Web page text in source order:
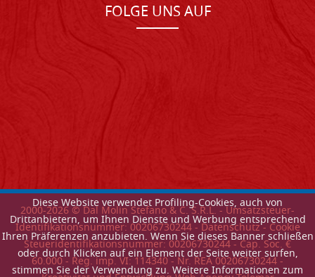
Diese Website verwendet Profiling-Cookies, auch von
Drittanbietern, um Ihnen Dienste und Werbung entsprechend
Ihren Präferenzen anzubieten. Wenn Sie dieses Banner schließen
oder durch Klicken auf ein Element der Seite weiter surfen,
stimmen Sie der Verwendung zu. Weitere Informationen zum
FOLGE UNS AUF
2000-2026© Dal Molin Stefano & C. S.R.L. - Umsatzsteuer-
Identifikationsnummer: 00206730244 -Datenschutz-Cookie
Steueridentifikationsnummer: 00206730244 - Cap. Soc. €
60.000 - Reg. imp. VI: 114340 - Nr. REA 00206730244 -